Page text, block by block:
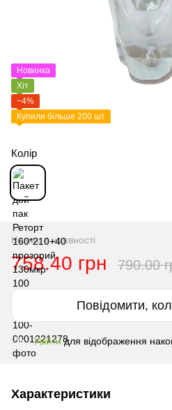
Новинка
Хіт
−4%
Купили більше 200 шт
Колір
Немає в наявності
758.40 грн 790.00
Повідомити,
% Увійтидля відображення
Характеристики